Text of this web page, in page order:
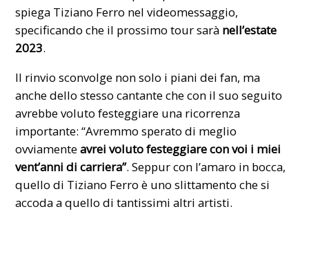
spiega Tiziano Ferro nel videomessaggio,
specificando che il prossimo tour sarà nell’estate
2023.
Il rinvio sconvolge non solo i piani dei fan, ma
anche dello stesso cantante che con il suo seguito
avrebbe voluto festeggiare una ricorrenza
importante: “Avremmo sperato di meglio
ovviamenteavrei voluto festeggiare con voi i miei
vent’anni di carriera”. Seppur con l’amaro in bocca,
quello di Tiziano Ferro è uno slittamento che si
accoda a quello di tantissimi altri artisti.